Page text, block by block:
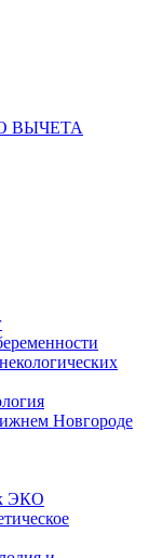
ВЫЧЕТА
Новгороде
к ЭКО